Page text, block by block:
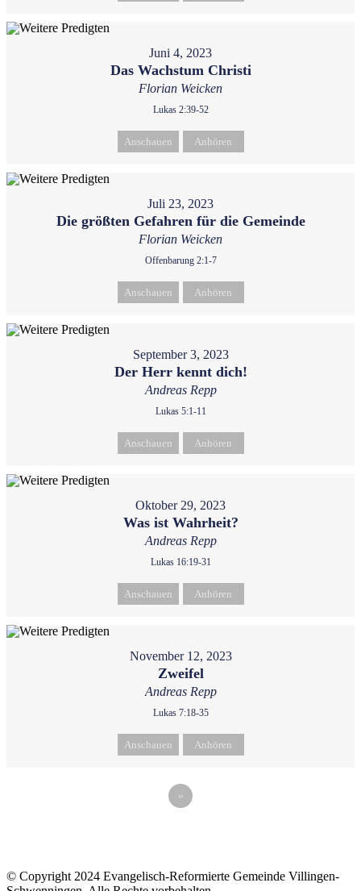
Juni 4, 2023
Das Wachstum Christi
Florian Weicken
Lukas 2:39-52
Anschauen Anhören
Juli 23, 2023
Die größten Gefahren für die Gemeinde
Florian Weicken
Offenbarung 2:1-7
Anschauen Anhören
September 3, 2023
Der Herr kennt dich!
Andreas Repp
Lukas 5:1-11
Anschauen Anhören
Oktober 29, 2023
Was ist Wahrheit?
Andreas Repp
Lukas 16:19-31
Anschauen Anhören
November 12, 2023
Zweifel
Andreas Repp
Lukas 7:18-35
Anschauen Anhören
»
© Copyright 2024 Evangelisch-Reformierte Gemeinde Villingen-